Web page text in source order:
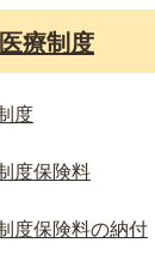
療制度
度
度保険料
度保険料の納付